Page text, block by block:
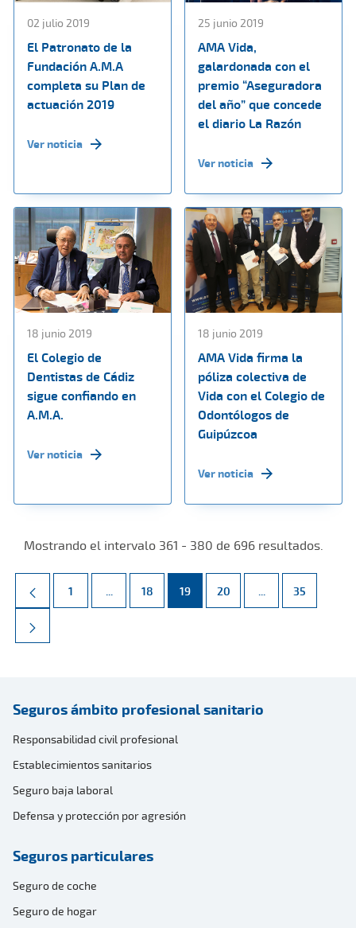
02 julio 2019
El Patronato de la
Fundación A.M.A
completa su Plan de
actuación 2019
Ver noticia
25 junio 2019
AMA Vida,
galardonada con el
premio “Aseguradora
del año” que concede
el diario La Razón
Ver noticia
18 junio 2019
El Colegio de
Dentistas de Cádiz
sigue confiando en
A.M.A.
Ver noticia
18 junio 2019
AMA Vida firma la
póliza colectiva de
Vida con el Colegio de
Odontólogos de
Guipúzcoa
Ver noticia
Mostrando el intervalo 361 - 380 de 696 resultados.
Página
1 ... Páginas intermedias Use TAB para desplazarse.
Página
18 Página
19 Página
20 ... Páginas
Página
35
Seguros ámbito profesional sanitario
Responsabilidad civil profesional
Establecimientos sanitarios
Seguro baja laboral
Defensa y protección por agresión
Seguros particulares
Seguro de coche
Seguro de hogar